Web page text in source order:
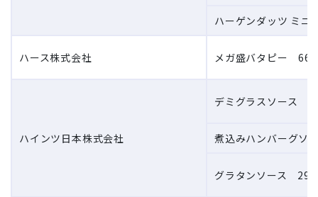
ハーゲンダッツ ミ
ハース株式会社 メガ盛バタピー
ハインツ日本株式会社
デミグラスソース
煮込みハンバーグ
グラタンソース